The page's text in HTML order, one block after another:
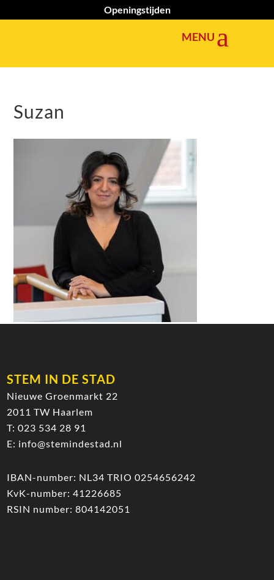
Openingstijden
Suzan
STEM IN DE STAD
Nieuwe Groenmarkt 22
2011 TW Haarlem
T:023 534 28 91
E: info@stemindestad.nl
IBAN-number: NL34 TRIO 0254656242
KvK-number: 41226685
RSIN number: 804142051